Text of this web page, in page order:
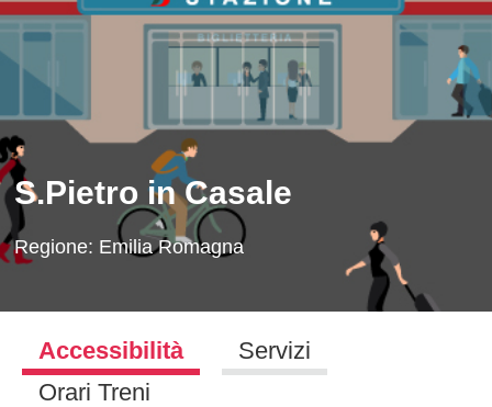
S.Pietro in Casale
Regione: Emilia Romagna
Accessibilità
Servizi
Orari Treni